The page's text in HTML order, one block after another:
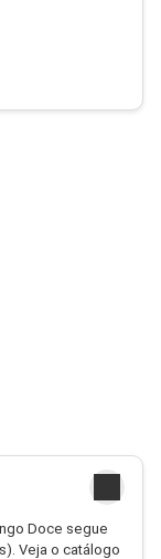
Doce segue
Veja o catálogo